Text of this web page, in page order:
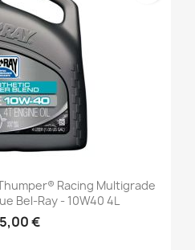
Racing Multigrade
Bel-Ray - 10W40 4L
€